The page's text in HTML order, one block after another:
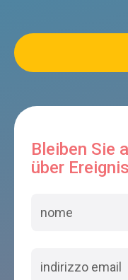
Bleiben Sie
über